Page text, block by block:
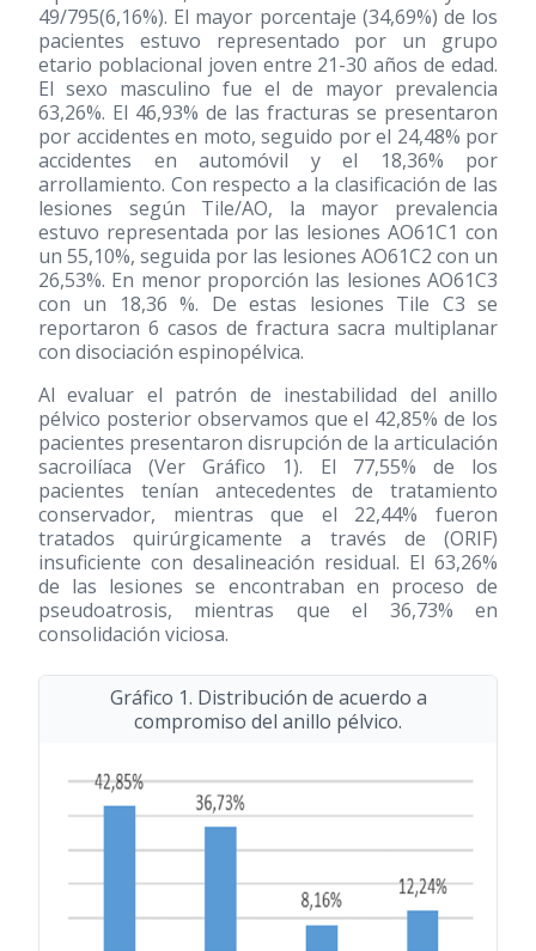
49/795(6,16%). El mayor porcentaje (34,69%) de los
pacientes estuvo representado por un grupo
etario poblacional joven entre 21-30 años de edad.
El sexo masculino fue el de mayor prevalencia
63,26%. El 46,93% de las fracturas se presentaron
por accidentes en moto, seguido por el 24,48% por
accidentes en automóvil y el 18,36% por
arrollamiento. Con respecto a la clasificación de las
lesiones según Tile/AO, la mayor prevalencia
estuvo representada por las lesiones AO61C1 con
un 55,10%, seguida por las lesiones AO61C2 con un
26,53%. En menor proporción las lesiones AO61C3
con un 18,36 %. De estas lesiones Tile C3 se
reportaron 6 casos de fractura sacra multiplanar
con disociación espinopélvica.
Al evaluar el patrón de inestabilidad del anillo
pélvico posterior observamos que el 42,85% de los
pacientes presentaron disrupción de la articulación
sacroilíaca (Ver Gráfico 1). El 77,55% de los
pacientes tenían antecedentes de tratamiento
conservador, mientras que el 22,44% fueron
tratados quirúrgicamente a través de (ORIF)
insuficiente con desalineación residual. El 63,26%
de las lesiones se encontraban en proceso de
pseudoatrosis, mientras que el 36,73% en
consolidación viciosa.
Gráfico 1. Distribución de acuerdo a
compromiso del anillo pélvico.